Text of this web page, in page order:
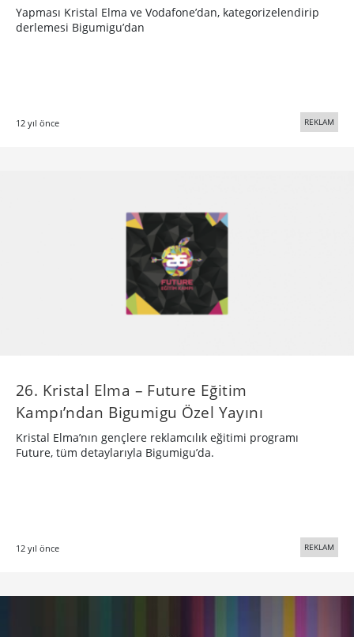
Yapması Kristal Elma ve Vodafone’dan, kategorizelendirip
derlemesi Bigumigu’dan
12 yıl önce REKLAM
26. Kristal Elma – Future Eğitim
Kampı’ndan Bigumigu Özel Yayını
Kristal Elma’nın gençlere reklamcılık eğitimi programı
Future, tüm detaylarıyla Bigumigu’da.
12 yıl önce REKLAM